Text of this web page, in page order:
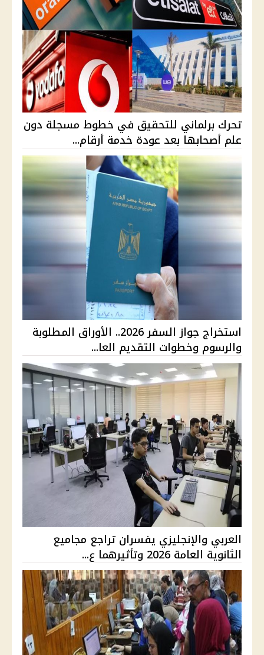
تحرك برلماني للتحقيق في خطوط مسجلة دون
علم أصحابها بعد عودة خدمة أرقام...
استخراج جواز السفر 2026.. الأوراق المطلوبة
والرسوم وخطوات التقديم العا...
العربي والإنجليزي يفسران تراجع مجاميع
الثانوية العامة 2026 وتأثيرهما ع...